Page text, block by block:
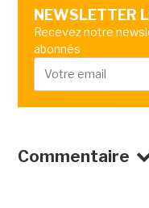
NEWSLETTER
Recevez notre
abonnés
Commentaire